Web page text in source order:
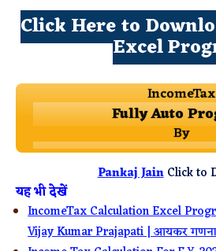
Click Here to
Excel
IncomeTax
Fully Auto
By
Pankaj JainClick to
यह भी देखें
IncomeTax Calculation Excel
Vijay Kumar Prajapati | आयकर गणना